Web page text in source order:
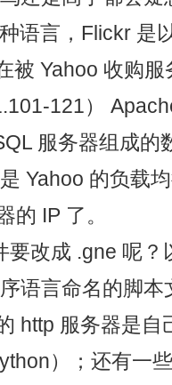
语言，Flickr 是
被 Yahoo 收购
121）
服务器组成的
Yahoo 的负载
的 IP 了。
改成 .gne 呢？
语言命名的脚
http 服务器是自
）；还有一